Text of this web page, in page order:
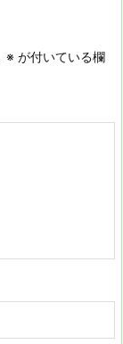
※ が付いている欄